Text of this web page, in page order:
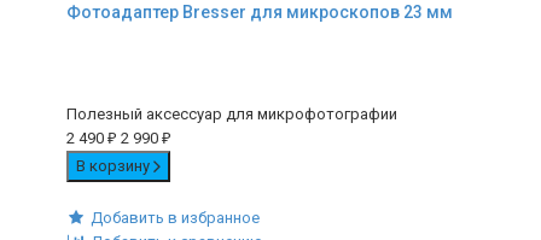
Фотоадаптер Bresser для микроскопов 23 мм
Полезный аксессуар для микрофотографии
2 490 ₽ 2 990 ₽
В корзину
Добавить в избранное